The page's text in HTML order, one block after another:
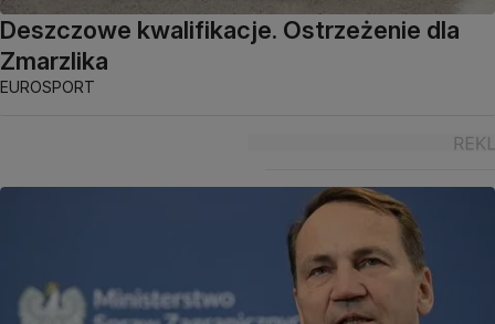
Deszczowe kwalifikacje. Ostrzeżenie dla
Zmarzlika
EUROSPORT